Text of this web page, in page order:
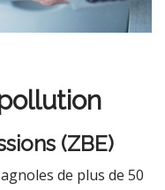
(ZBE)
de plus de 50